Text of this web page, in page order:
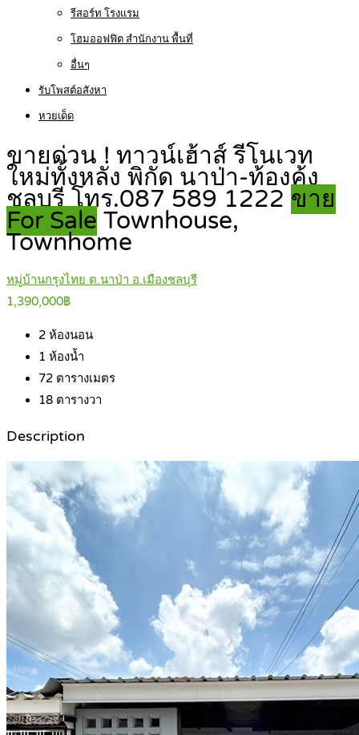
รีสอร์ท โรงแรม
โฮมออฟฟิต สำนักงาน พื้นที่
อื่นๆ
รับโพสต์อสังหา
หวยเด็ด
ขายด่วน ! ทาวน์เฮ้าส์ รีโนเวท
ใหม่ทั้งหลัง พิกัด นาป่า-ท้องคุ้ง
ชลบุรี โทร.087 589 1222 ขาย
For Sale Townhouse,
Townhome
หมู่บ้านกรุงไทย ต.นาป่า อ.เมืองชลบุรี
1,390,000฿
2 ห้องนอน
1 ห้องน้ำ
72 ตารางเมตร
18 ตารางวา
Description